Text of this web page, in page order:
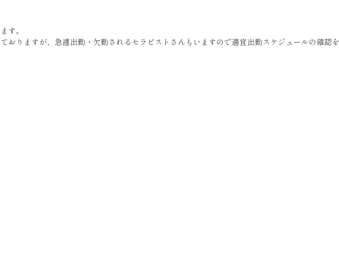
す。
おりますが、急遽出勤・欠勤されるセラピストさんもいますので適宜出勤スケジュールの確認を